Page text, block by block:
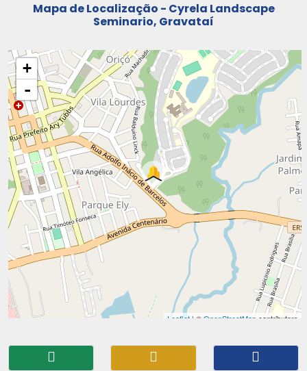
Mapa de Localização - Cyrela Landscape
Seminario, Gravataí